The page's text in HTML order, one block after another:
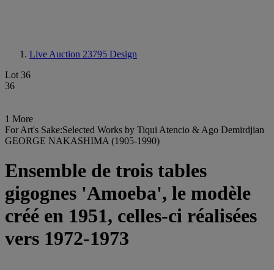
Live Auction 23795 Design
Lot 36
36
1 More
For Art's Sake:Selected Works by Tiqui Atencio & Ago Demirdjian
GEORGE NAKASHIMA (1905-1990)
Ensemble de trois tables
gigognes 'Amoeba', le modèle
créé en 1951, celles-ci réalisées
vers 1972-1973